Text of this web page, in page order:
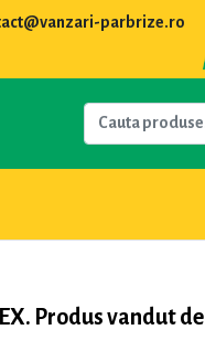
parbrize.ro
Produs vandut de